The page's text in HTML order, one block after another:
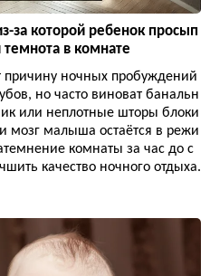
за которой ребенок просып
темнота в комнате
причину ночных пробуждений
но часто виноват банальн
или неплотные шторы блоки
мозг малыша остаётся в режи
комнаты за час до с
качество ночного отдыха.